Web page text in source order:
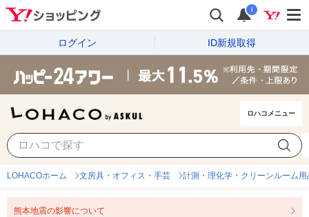
i
ログイン ID新規取得
ロハコメニュー
樹脂製・プラスチックピンセット 対象商
LOHACOホーム 文房具・オフィス・手芸 計測・理化学・クリーンルーム用
熊本地震の影響について